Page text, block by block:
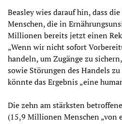
Beasley wies darauf hin, dass
Menschen, die in
Millionen bereits jetzt einen
„Wenn wir nicht sofort
handeln, um Zugänge zu
sowie Störungen des Handels
könnte das Ergebnis „eine
Die zehn am stärksten
(15,9 Millionen Menschen „von